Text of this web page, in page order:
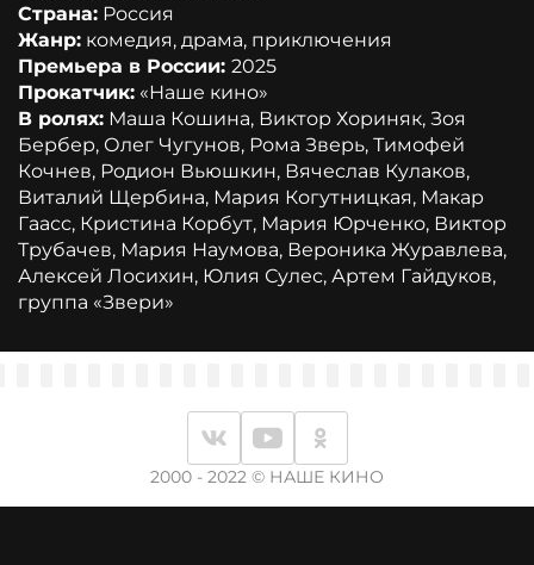
Страна: Россия
Жанр: комедия, драма, приключения
Премьера в России: 2025
Прокатчик: «Наше кино»
В ролях: Маша Кошина, Виктор Хориняк, Зоя
Бербер, Олег Чугунов, Рома Зверь, Тимофей
Кочнев, Родион Вьюшкин, Вячеслав Кулаков,
Виталий Щербина, Мария Когутницкая, Макар
Гаасс, Кристина Корбут, Мария Юрченко, Виктор
Трубачев, Мария Наумова, Вероника Журавлева,
Алексей Лосихин, Юлия Сулес, Артем Гайдуков,
группа «Звери»
2000 - 2022 © НАШЕ КИНО